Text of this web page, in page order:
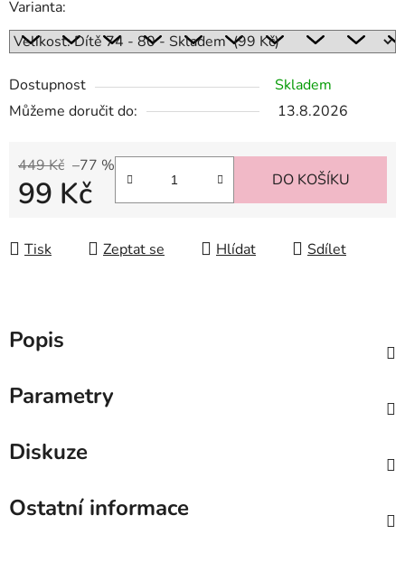
Varianta:
Dostupnost
Skladem
Můžeme doručit do:
13.8.2026
449 Kč –77 %
99 Kč DO KOŠÍKU
Tisk Zeptat se Hlídat Sdílet
Popis
Parametry
Diskuze
Ostatní informace